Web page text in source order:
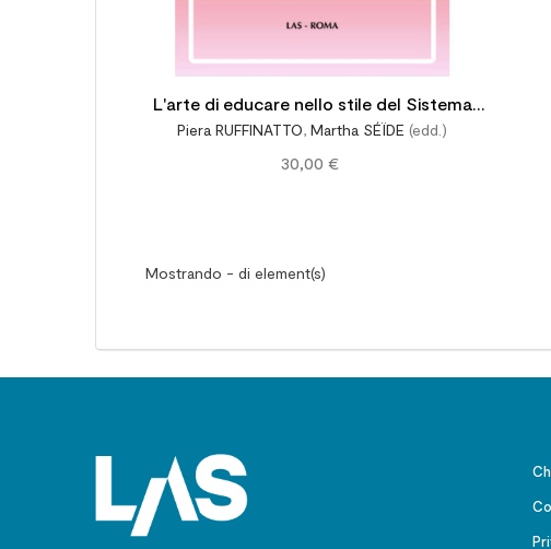
L'arte di educare nello stile del Sistema
Preventivo. Approfondimenti e prospettive
Piera RUFFINATTO,Martha SÉÏDE (edd.)
30,00 €
Mostrando - di element(s)